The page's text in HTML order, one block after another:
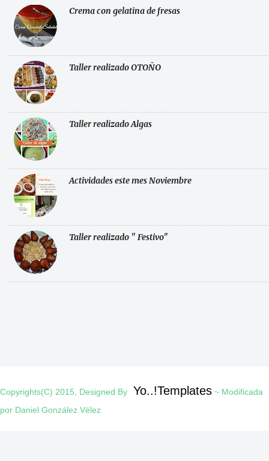
Crema con gelatina de fresas
Taller realizado OTOÑO
Taller realizado Algas
Actividades este mes Noviembre
Taller realizado " Festivo"
Copyrights(C) 2015, Designed By Yo..!Templates ~ Modificada
por Daniel González Vélez